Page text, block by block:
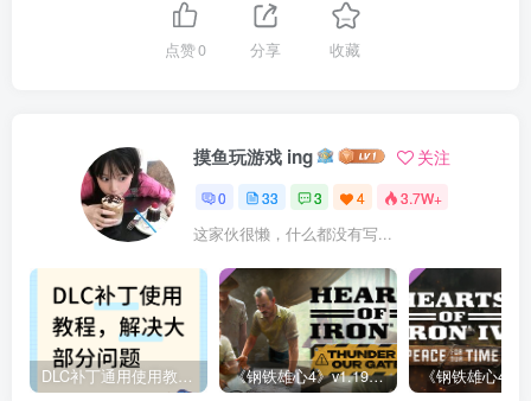
点赞0 分享 收藏
摸鱼玩游戏 ing 关注
0 33 3 4 3.7W+
这家伙很懒，什么都没有写...
DLC补丁通用使用教程：软件解压文件安装指南 – 必看！ 《钢铁雄心4》v1.19 全DLC补丁文件 | 含“门前惊雷”战区包